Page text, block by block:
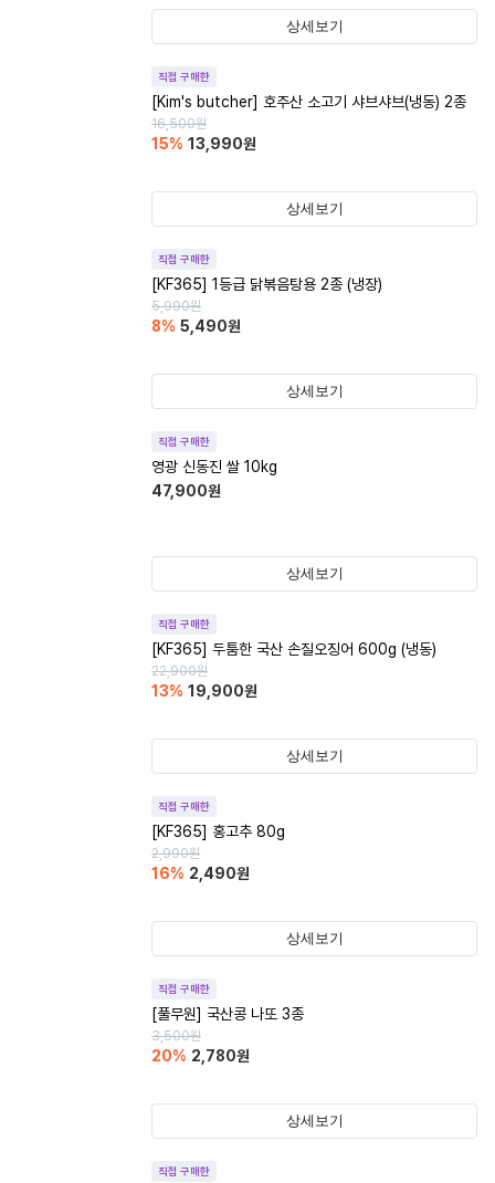
상세보기
직접 구매한
[Kim's butcher] 호주산 소고기 샤브샤브(냉동) 2종
16,500원
15% 13,990원
상세보기
직접 구매한
[KF365] 1등급 닭볶음탕용 2종 (냉장)
5,990원
8% 5,490원
상세보기
직접 구매한
영광 신동진 쌀 10kg
47,900원
상세보기
직접 구매한
[KF365] 두툼한 국산 손질오징어 600g (냉동)
22,900원
13% 19,900원
상세보기
직접 구매한
[KF365] 홍고추 80g
2,990원
16% 2,490원
상세보기
직접 구매한
[풀무원] 국산콩 나또 3종
3,500원
20% 2,780원
상세보기
직접 구매한